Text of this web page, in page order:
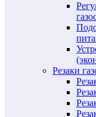
Резаки